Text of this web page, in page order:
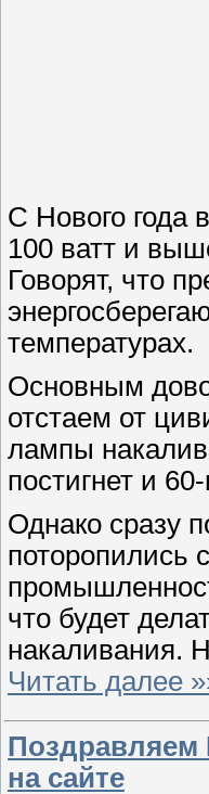
С Нового года
100 ватт и
Говорят, что
температурах.
Основным
отстаем от
лампы
постигнет и
Однако сразу
поторопились
что будет
накаливания.
Читать далее
Поздравляем
на сайте